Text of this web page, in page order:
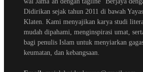
Didirikan sejak tahun 2011 di bawah
Klaten. Kami menyajikan karya studi
mudah dipahami, menginspirasi umat,
bagi penulis Islam untuk menyiarkan
keumatan, dan kebangsaan.